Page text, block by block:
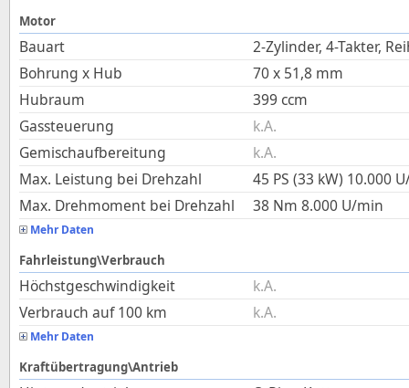
Motor
Bauart
2-Zylinder, 4-Takter,
Bohrung x Hub
70x 51,8 mm
Hubraum
399 ccm
Gassteuerung
k.A.
Gemischaufbereitung
k.A.
Max. Leistung bei Drehzahl
45 PS (33 kW) 10.000
Max. Drehmoment bei Drehzahl
38 Nm 8.000 U/min
Mehr Daten
Fahrleistung\Verbrauch
Höchstgeschwindigkeit
k.A.
Verbrauch auf 100 km
k.A.
Mehr Daten
Kraftübertragung\Antrieb